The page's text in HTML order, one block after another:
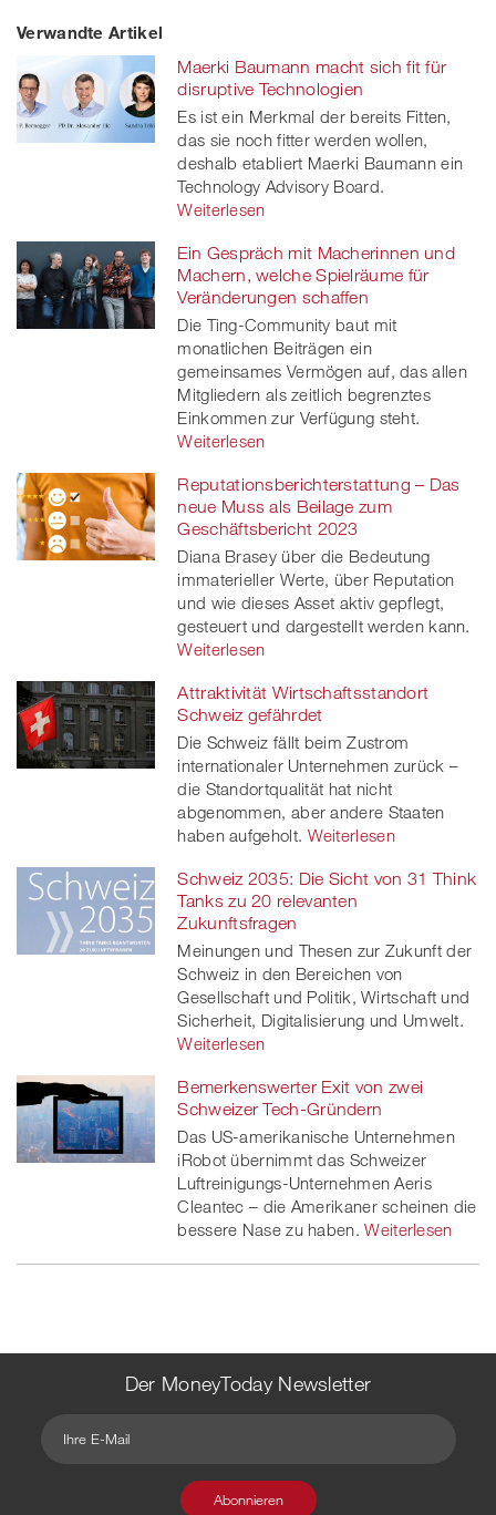
on
Facebook
on
twitt
er
linkedinXing
Verwandte Artikel
Maerki Baumann macht sich fit für
disruptive Technologien
Es ist ein Merkmal der bereits Fitten,
das sie noch fitter werden wollen,
deshalb etabliert Maerki Baumann ein
Technology Advisory Board.
Weiterlesen
Ein Gespräch mit Macherinnen und
Machern, welche Spielräume für
Veränderungen schaffen
Die Ting-Community baut mit
monatlichen Beiträgen ein
gemeinsames Vermögen auf, das allen
Mitgliedern als zeitlich begrenztes
Einkommen zur Verfügung steht.
Weiterlesen
Reputationsberichterstattung – Das
neue Muss als Beilage zum
Geschäftsbericht 2023
Diana Brasey über die Bedeutung
immaterieller Werte, über Reputation
und wie dieses Asset aktiv gepflegt,
gesteuert und dargestellt werden kann.
Weiterlesen
Attraktivität Wirtschaftsstandort
Schweiz gefährdet
Die Schweiz fällt beim Zustrom
internationaler Unternehmen zurück –
die Standortqualität hat nicht
abgenommen, aber andere Staaten
haben aufgeholt. Weiterlesen
Schweiz 2035: Die Sicht von 31 Think
Tanks zu 20 relevanten
Zukunftsfragen
Meinungen und Thesen zur Zukunft der
Schweiz in den Bereichen von
Gesellschaft und Politik, Wirtschaft und
Sicherheit, Digitalisierung und Umwelt.
Weiterlesen
Bemerkenswerter Exit von zwei
Schweizer Tech-Gründern
Das US-amerikanische Unternehmen
iRobot übernimmt das Schweizer
Luftreinigungs-Unternehmen Aeris
Cleantec – die Amerikaner scheinen die
bessere Nase zu haben. Weiterlesen
Der MoneyToday Newsletter